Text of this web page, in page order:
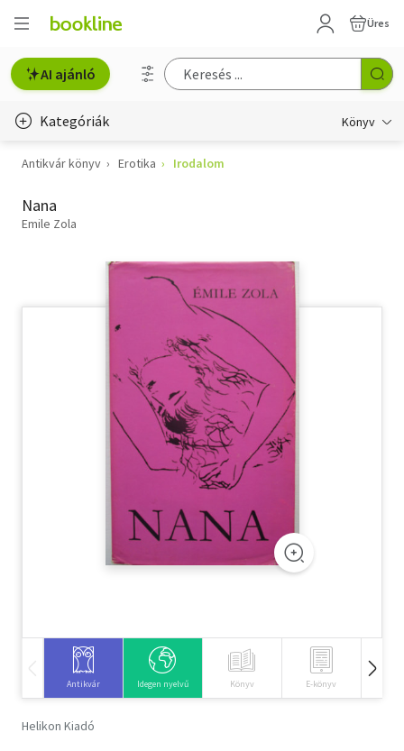
Üres
AI ajánló
Kategóriák Könyv
Életmód, egészség
Erotika
Szótár, nyelvkönyv
Tankönyv, segédkönyv
Társadalomtudomány
Antikvár könyv Erotika Irodalom
Nana
Emile Zola
Antikvár Idegen nyelvű Könyv E-könyv
Helikon Kiadó